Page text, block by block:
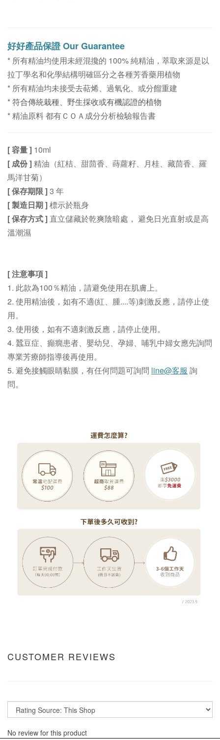
好好產品保證 Our Guarantee
* 所有精油均使用未經混攙的 100% 純精油，萃取來源是以
拉丁學名和化學結構明確區分之各種芳香藥用植物
* 所有精油均未接受去萜烯、過氧化、或分餾重建
*符合傳統栽種、野生採收或有機認證的植物
*精油原料都有ＣＯＡ成分分析檢驗報告書
[ 容量 ] 10ml
[ 成份 ]精油（紅桔、甜茴香、蒔蘿籽、月桂、藏茴香、羅
馬洋甘菊）
[ 保存期限 ]3 年
[ 製造日期 ]標示於瓶身
[ 保存方式 ] 直立儲藏於乾爽陰暗處， 避免日光直射或是高
溫潮濕
[ 注意事項 ]
1. 此款為100％精油，請避免使用在肌膚上。
2. 使用精油後，如有不適(紅、腫....等)刺激反應， 請停止使
用。
3. 使用後，如有不適刺激反應，請停止使用。
4. 蠶豆症、癲癇患者、嬰幼兒、孕婦、哺乳中婦女應先詢問
專業芳療師指導後再使用。
5. 避免接觸眼睛黏膜，有任何問題可詢問 line@客服 詢
問。
CUSTOMER REVIEWS
No review for this product